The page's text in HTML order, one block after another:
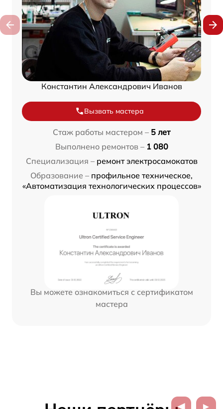
Константин Александрович Иванов
Вызвать мастера
Стаж работы мастером – 5 лет
Выполнено ремонтов – 1 080
Специализация – ремонт электросамокатов
Образование – профильное техническое,
«Автоматизация технологических процессов»
Вы можете ознакомиться с сертификатом
мастера